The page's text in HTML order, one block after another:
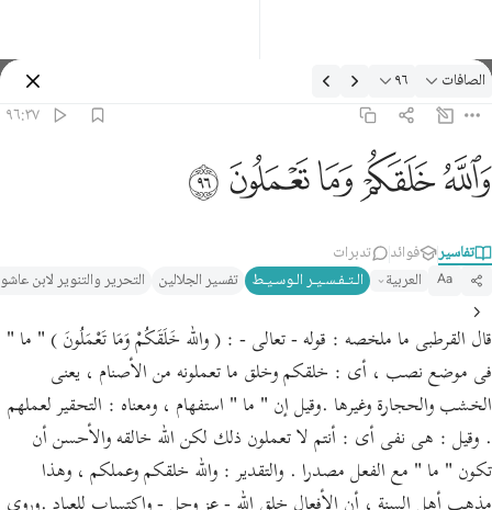
التفسير: الصافات ٩٦:٣٧
الصافات ٩٦
٩٦:٣٧
والله خلقكم وما تعملون ٩٦
وَٱللَّهُ خَلَقَكُمْ وَمَا تَعْمَلُونَ ٩٦
ﲤﲥﲦﲧﲨ
تفاسير فوائد تدبرات
Aa العربية الـتـفـسـيـر الـوسـيـط تفسير الجلالين التحرير والتنوير لابن
قال القرطبى ما ملخصه : قوله - تعالى - : ( والله خَلَقَكُمْ وَمَا تَعْمَلُونَ ) " ما "
فى موضع نصب ، أى : خلقكم وخلق ما تعملونه من الأصنام ، يعنى
الخشب والحجارة وغيرها .وقيل إن " ما " استفهام ، ومعناه : التحقير لعملهم
. وقيل : هى نفى أى : أنتم لا تعملون ذلك لكن الله خالقه والأحسن أن
تكون " ما " مع الفعل مصدرا . والتقدير : والله خلقكم وعملكم ، وهذا